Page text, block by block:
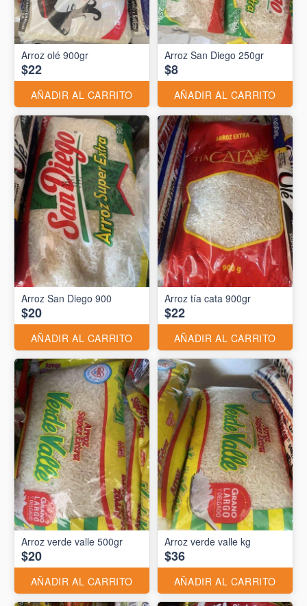
Arroz olé 900gr
$22
AÑADIR AL CARRITO
Arroz San Diego 250gr
$8
AÑADIR AL CARRITO
Arroz San Diego 900
$20
AÑADIR AL CARRITO
Arroz tía cata 900gr
$22
AÑADIR AL CARRITO
Arroz verde valle 500gr
$20
AÑADIR AL CARRITO
Arroz verde valle kg
$36
AÑADIR AL CARRITO